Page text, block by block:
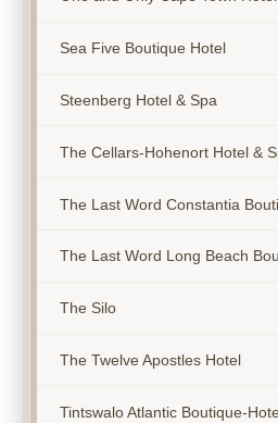
Sea Five Boutique Hotel
Steenberg Hotel & Spa
The Cellars-Hohenort Hotel &
The Last Word Constantia
The Last Word Long Beach
The Silo
The Twelve Apostles Hotel
Tintswalo Atlantic Boutique-